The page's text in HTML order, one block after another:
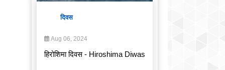
दिवस
Aug 06, 2024
हिरोशिमा दिवस - Hiroshima Diwas